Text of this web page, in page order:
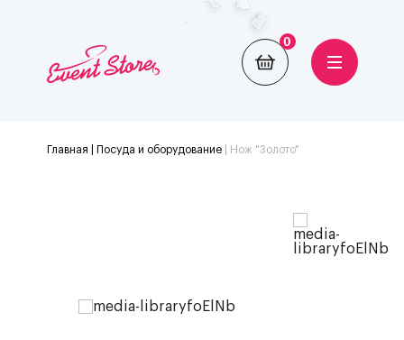
0
Главная | Посуда и оборудование| Нож "Золото"